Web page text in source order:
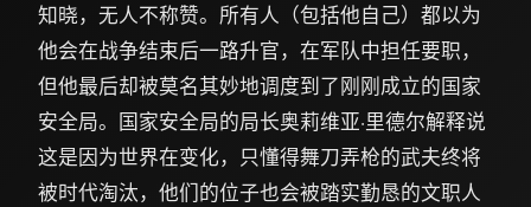
知晓，无人不称赞。所有人（包括他自己）都以为
他会在战争结束后一路升官，在军队中担任要职，
但他最后却被莫名其妙地调度到了刚刚成立的国家
安全局。国家安全局的局长奥莉维亚·里德尔解释说
这是因为世界在变化，只懂得舞刀弄枪的武夫终将
被时代淘汰，他们的位子也会被踏实勤恳的文职人